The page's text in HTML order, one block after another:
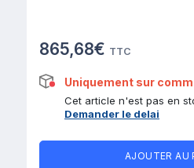
865,68€ TTC
Uniquement sur
Cet article n'est pas en
Demander le delai
AJOUTER AU